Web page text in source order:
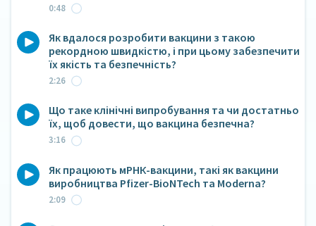
0:48
Як вдалося розробити вакцини з такою
рекордною швидкістю, і при цьому забезпечити
їх якість та безпечність?
2:26
Що таке клінічні випробування та чи достатньо
їх, щоб довести, що вакцина безпечна?
3:16
Як працюють мРНК-вакцини, такі як вакцини
виробництва Pfizer-BioNTech та Moderna?
2:09